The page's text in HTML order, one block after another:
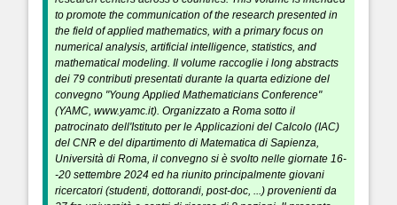
to promote the communication of the research presented in
the field of applied mathematics, with a primary focus on
numerical analysis, artificial intelligence, statistics, and
mathematical modeling. Il volume raccoglie i long abstracts
dei 79 contributi presentati durante la quarta edizione del
convegno "Young Applied Mathematicians Conference"
(YAMC, www.yamc.it). Organizzato a Roma sotto il
patrocinato dell'Istituto per le Applicazioni del Calcolo (IAC)
del CNR e del dipartimento di Matematica di Sapienza,
Università di Roma, il convegno si è svolto nelle giornate 16-
-20 settembre 2024 ed ha riunito principalmente giovani
ricercatori (studenti, dottorandi, post-doc, ...) provenienti da